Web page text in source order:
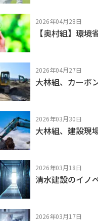
2026年04月28日
【奥村組】環
2026年04月27日
大林組、カーボ
2026年03月30日
大林組、建設現
2026年03月18日
清水建設のイノ
2026年03月17日